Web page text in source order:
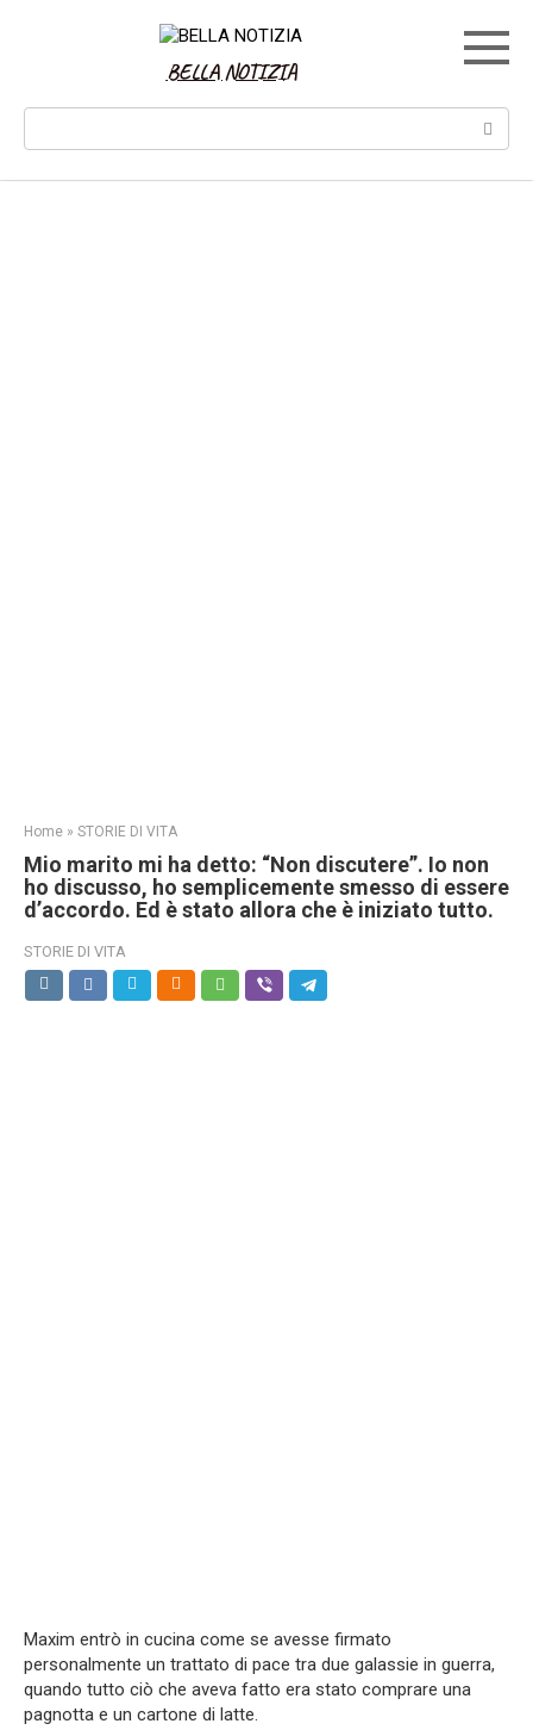
BELLA NOTIZIA
Search:
Home » STORIE DI VITA
Mio marito mi ha detto: “Non discutere”. Io non
ho discusso, ho semplicemente smesso di essere
d’accordo. Ed è stato allora che è iniziato tutto.
STORIE DI VITA
Maxim entrò in cucina come se avesse firmato
personalmente un trattato di pace tra due galassie in guerra,
quando tutto ciò che aveva fatto era stato comprare una
pagnotta e un cartone di latte.